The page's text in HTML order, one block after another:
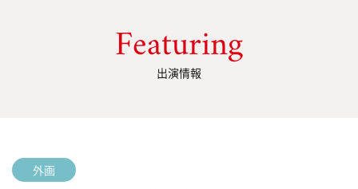
Featuring
出演情報
外画